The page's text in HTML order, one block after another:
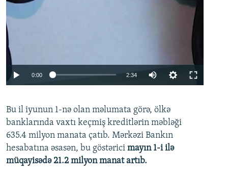
0:00 2:34
360p
480p
720p
Bu il iyunun 1-nə olan məlumata görə, ölkə
banklarında vaxtı keçmiş kreditlərin məbləği
635.4 milyon manata çatıb. Mərkəzi Bankın
hesabatına əsasən, bu göstərici mayın 1-i ilə
müqayisədə 21.2 milyon manat artıb.